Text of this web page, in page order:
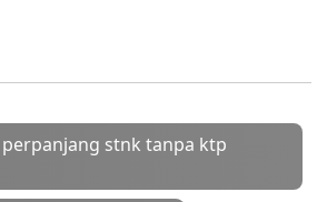
stnk tanpa ktp